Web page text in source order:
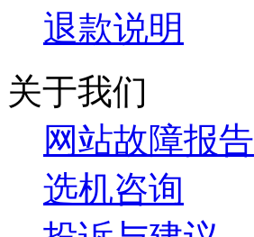
退款说明
关于我们
网站故障报告
选机咨询